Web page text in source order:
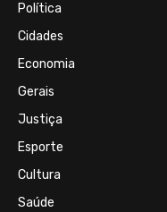
Política
Cidades
Economia
Gerais
Justiça
Esporte
Cultura
Saúde